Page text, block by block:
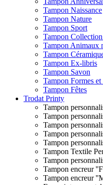
Tampon Naissance
Tampon Nature
Tampon Sport
Tampon
Tampon Animaux
Tampon
Tampon Ex-libris
Tampon Savon
Tampon Formes et
Tampon Fêtes
Trodat Printy
Tampon
Tampon
Tampon
Tampon
Tampon
Tampon Textile
Tampon
Tampon encreur
Tampon encreur